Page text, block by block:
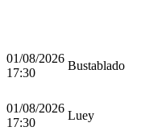
01/08/2026
17:30
Bustablado
01/08/2026
17:30
Luey